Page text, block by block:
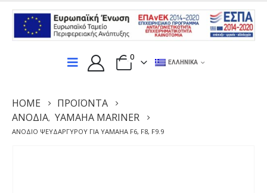
0
ΕΛΛΗΝΙΚΆ
HOME
ΠΡΟΪΌΝΤΑ
ΑΝΌΔΙΑ, YAMAHA MARINER
ΑΝΌΔΙΟ ΨΕΥΔΑΡΓΎΡΟΥ ΓΙΑ YAMAHA F6, F8, F9.9